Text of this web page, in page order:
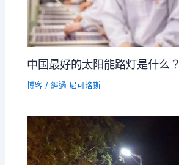
中国最好的太阳能路灯是什么？
博客 / 經過 尼可洛斯